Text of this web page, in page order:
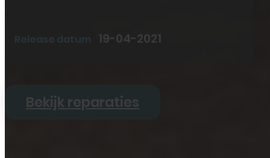
Vraag offerte aan
Producten
Release datum 19-04-2021
Bekijk reparaties